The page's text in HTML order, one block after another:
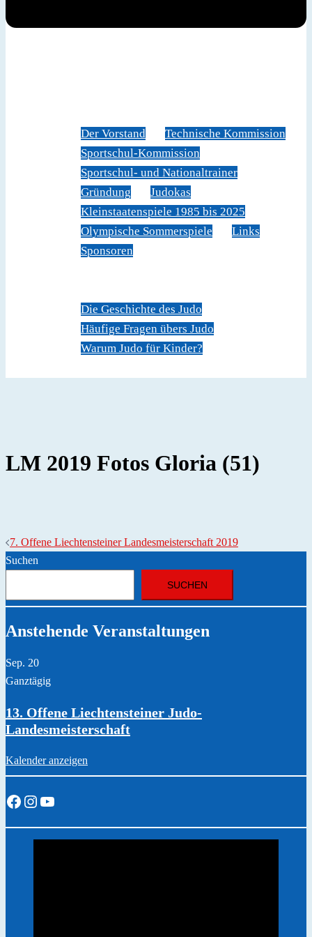
Der Vorstand
Technische Kommission
Sportschul-Kommission
Sportschul- und Nationaltrainer
Gründung
Judokas
Kleinstaatenspiele 1985 bis 2025
Olympische Sommerspiele
Links
Sponsoren
Die Geschichte des Judo
Häufige Fragen übers Judo
Warum Judo für Kinder?
LM 2019 Fotos Gloria (51)
Beitragsnavigation
7. Offene Liechtensteiner Landesmeisterschaft 2019
Suchen
SUCHEN
Anstehende Veranstaltungen
Sep. 20
Ganztägig
13. Offene Liechtensteiner Judo-
Landesmeisterschaft
Kalender anzeigen
Facebook
Instagram
YouTube